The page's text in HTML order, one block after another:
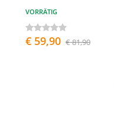
VORRÄTIG
€ 59,90 € 81,90